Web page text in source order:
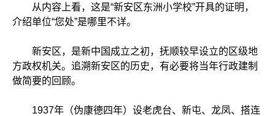
从内容上看，这是“新安区东洲小学校”开具的证明，
介绍单位“您处”是哪里不详。
新安区，是新中国成立之初，抚顺较早设立的区级地
方政权机关。追溯新安区的历史，有必要将当年行政建制
做简要的回顾。
1937年（伪康德四年）设老虎台、新屯、龙凤、搭连